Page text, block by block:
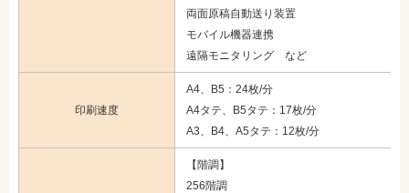
両面原稿自動送り装置
モバイル機器連携
遠隔モニタリング など
印刷速度
A4、B5：24枚/分
A4タテ、B5タテ：17枚/分
A3、B4、A5タテ：12枚/分
【階調】
256階調